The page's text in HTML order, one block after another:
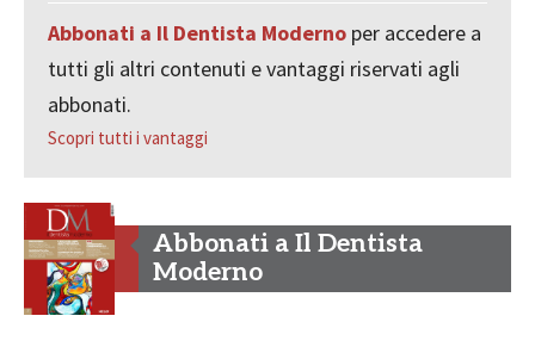
Abbonati a Il Dentista Moderno per accedere a
tutti gli altri contenuti e vantaggi riservati agli
abbonati.
Scopri tutti i vantaggi
Abbonati a Il Dentista
Moderno